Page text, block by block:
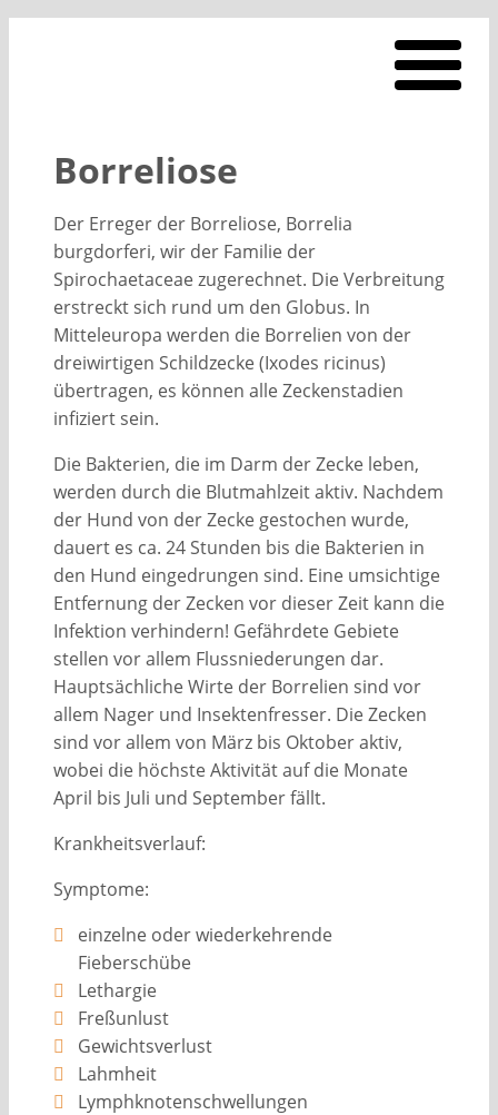
Borreliose
Der Erreger der Borreliose, Borrelia
burgdorferi, wir der Familie der
Spirochaetaceae zugerechnet. Die Verbreitung
erstreckt sich rund um den Globus. In
Mitteleuropa werden die Borrelien von der
dreiwirtigen Schildzecke (Ixodes ricinus)
übertragen, es können alle Zeckenstadien
infiziert sein.
Die Bakterien, die im Darm der Zecke leben,
werden durch die Blutmahlzeit aktiv. Nachdem
der Hund von der Zecke gestochen wurde,
dauert es ca. 24 Stunden bis die Bakterien in
den Hund eingedrungen sind. Eine umsichtige
Entfernung der Zecken vor dieser Zeit kann die
Infektion verhindern! Gefährdete Gebiete
stellen vor allem Flussniederungen dar.
Hauptsächliche Wirte der Borrelien sind vor
allem Nager und Insektenfresser. Die Zecken
sind vor allem von März bis Oktober aktiv,
wobei die höchste Aktivität auf die Monate
April bis Juli und September fällt.
Krankheitsverlauf:
Symptome:
einzelne oder wiederkehrende
Fieberschübe
Lethargie
Freßunlust
Gewichtsverlust
Lahmheit
Lymphknotenschwellungen